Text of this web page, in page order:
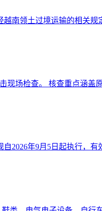
越南领土过境运输的相关规
现场检查。 核查重点涵盖
2026年9月5日起执行，有